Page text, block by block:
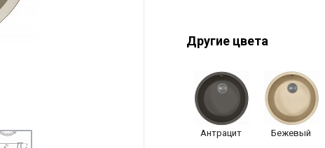
Другие цвета
Антрацит Бежевый